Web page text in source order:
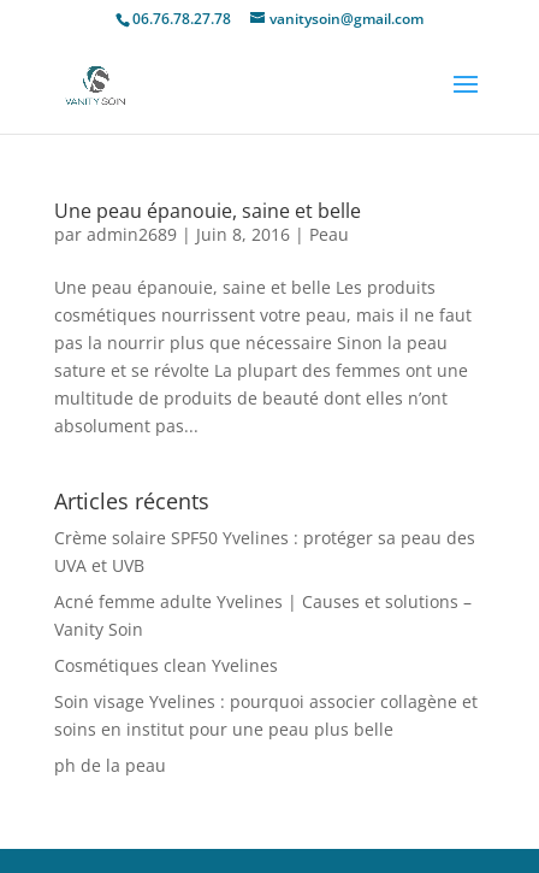
06.76.78.27.78 vanitysoin@gmail.com
Une peau épanouie, saine et belle
par admin2689| Juin 8, 2016| Peau
Une peau épanouie, saine et belle Les produits
cosmétiques nourrissent votre peau, mais il ne faut
pas la nourrir plus que nécessaire Sinon la peau
sature et se révolte La plupart des femmes ont une
multitude de produits de beauté dont elles n’ont
absolument pas...
Articles récents
Crème solaire SPF50 Yvelines : protéger sa peau des
UVA et UVB
Acné femme adulte Yvelines | Causes et solutions –
Vanity Soin
Cosmétiques clean Yvelines
Soin visage Yvelines : pourquoi associer collagène et
soins en institut pour une peau plus belle
ph de la peau